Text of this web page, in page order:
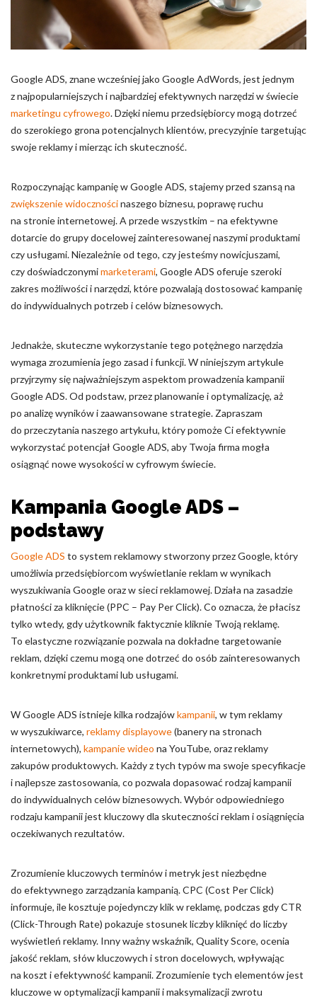
Google ADS, znane wcześniej jako Google AdWords, jest jednym
z najpopularniejszych i najbardziej efektywnych narzędzi w świecie
marketingu cyfrowego. Dzięki niemu przedsiębiorcy mogą dotrzeć
do szerokiego grona potencjalnych klientów, precyzyjnie targetując
swoje reklamy i mierząc ich skuteczność.
Rozpoczynając kampanię w Google ADS, stajemy przed szansą na
zwiększenie widocznościnaszego biznesu, poprawę ruchu
na stronie internetowej. A przede wszystkim – na efektywne
dotarcie do grupy docelowej zainteresowanej naszymi produktami
czy usługami. Niezależnie od tego, czy jesteśmy nowicjuszami,
czy doświadczonymimarketerami, Google ADS oferuje szeroki
zakres możliwości i narzędzi, które pozwalają dostosować kampanię
do indywidualnych potrzeb i celów biznesowych.
Jednakże, skuteczne wykorzystanie tego potężnego narzędzia
wymaga zrozumienia jego zasad i funkcji. W niniejszym artykule
przyjrzymy się najważniejszym aspektom prowadzenia kampanii
Google ADS. Od podstaw, przez planowanie i optymalizację, aż
po analizę wyników i zaawansowane strategie. Zapraszam
do przeczytania naszego artykułu, który pomoże Ci efektywnie
wykorzystać potencjał Google ADS, aby Twoja firma mogła
osiągnąć nowe wysokości w cyfrowym świecie.
Kampania Google ADS –
podstawy
Google ADS to system reklamowy stworzony przez Google, który
umożliwia przedsiębiorcom wyświetlanie reklam w wynikach
wyszukiwania Google oraz w sieci reklamowej. Działa na zasadzie
płatności za kliknięcie (PPC – Pay Per Click). Co oznacza, że płacisz
tylko wtedy, gdy użytkownik faktycznie kliknie Twoją reklamę.
To elastyczne rozwiązanie pozwala na dokładne targetowanie
reklam, dzięki czemu mogą one dotrzeć do osób zainteresowanych
konkretnymi produktami lub usługami.
W Google ADS istnieje kilka rodzajówkampanii, w tym reklamy
w wyszukiwarce, reklamy displayowe(banery na stronach
internetowych), kampanie wideo na YouTube, oraz reklamy
zakupów produktowych. Każdy z tych typów ma swoje specyfikacje
i najlepsze zastosowania, co pozwala dopasować rodzaj kampanii
do indywidualnych celów biznesowych. Wybór odpowiedniego
rodzaju kampanii jest kluczowy dla skuteczności reklam i osiągnięcia
oczekiwanych rezultatów.
Zrozumienie kluczowych terminów i metryk jest niezbędne
do efektywnego zarządzania kampanią. CPC (Cost Per Click)
informuje, ile kosztuje pojedynczy klik w reklamę, podczas gdy CTR
(Click-Through Rate) pokazuje stosunek liczby kliknięć do liczby
wyświetleń reklamy. Inny ważny wskaźnik, Quality Score, ocenia
jakość reklam, słów kluczowych i stron docelowych, wpływając
na koszt i efektywność kampanii. Zrozumienie tych elementów jest
kluczowe w optymalizacji kampanii i maksymalizacji zwrotu
zapamiętanie informacji, które zmieniają wygląd lub
funkcjonowanie strony, np. preferowany język lub region, w
którym znajduje się użytkownik.
Statystyka
Statystyczne pliki cookie pomagają właścicielem stron
internetowych zrozumieć, w jaki sposób różni użytkownicy
zachowują się na stronie, gromadząc i zgłaszając anonimowe
informacje.
Marketing
Marketingowe pliki cookie stosowane są w celu śledzenia
wyświetlanie reklam, które są istotne i interesujące dla
poszczególnych użytkowników i tym samym bardziej cenne dla
wydawców i reklamodawców strony trzeciej.
Nieklasyfikowane
Nieklasyfikowane pliki cookie, to pliki, które są w procesie
klasyfikowania, wraz z dostawcami poszczególnych ciasteczek.
Odrzuć
Zapisz moje preferencje
Akceptuj wszystko